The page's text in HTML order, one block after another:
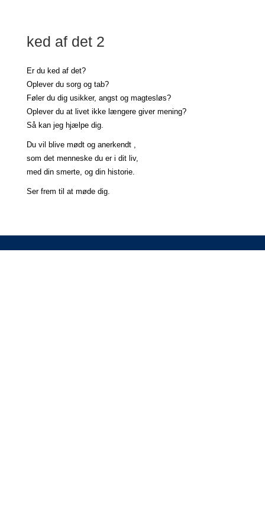
ked af det 2
Er du ked af det?
Oplever du sorg og tab?
Føler du dig usikker, angst og magtesløs?
Oplever du at livet ikke længere giver mening?
Så kan jeg hjælpe dig.
Du vil blive mødt og anerkendt ,
som det menneske du er i dit liv,
med din smerte, og din historie.
Ser frem til at møde dig.